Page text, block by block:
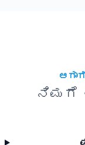
ನಿಮಗೆ